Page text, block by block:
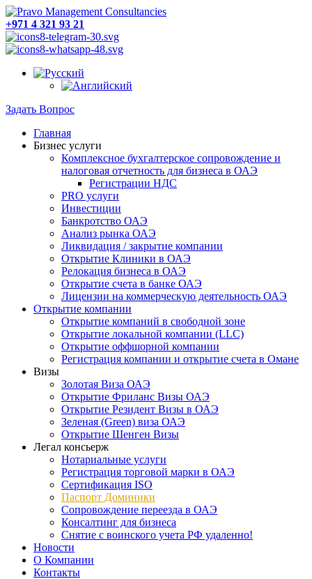
+971 4 321 93 21
Задать Вопрос
Главная
Бизнес услуги
Комплексное бухгалтерское сопровождение и
налоговая отчетность для бизнеса в ОАЭ
Регистрации НДС
PRO услуги
Инвестиции
Банкротство ОАЭ
Анализ рынка ОАЭ
Ликвидация / закрытие компании
Открытие Клиники в ОАЭ
Релокация бизнеса в ОАЭ
Открытие счета в банке ОАЭ
Лицензии на коммерческую деятельность ОАЭ
Открытие компании
Открытие компаний в свободной зоне
Открытие локальной компании (LLC)
Открытие оффшорной компании
Регистрация компании и открытие счета в Омане
Визы
Золотая Виза ОАЭ
Открытие Фриланс Визы ОАЭ
Открытие Резидент Визы в ОАЭ
Зеленая (Green) виза ОАЭ
Открытие Шенген Визы
Легал консьерж
Нотариальные услуги
Регистрация торговой марки в ОАЭ
Сертификация ISO
Паспорт Доминики
Сопровождение переезда в ОАЭ
Консалтинг для бизнеса
Снятие с воинского учета РФ удаленно!
Новости
О Компании
Контакты